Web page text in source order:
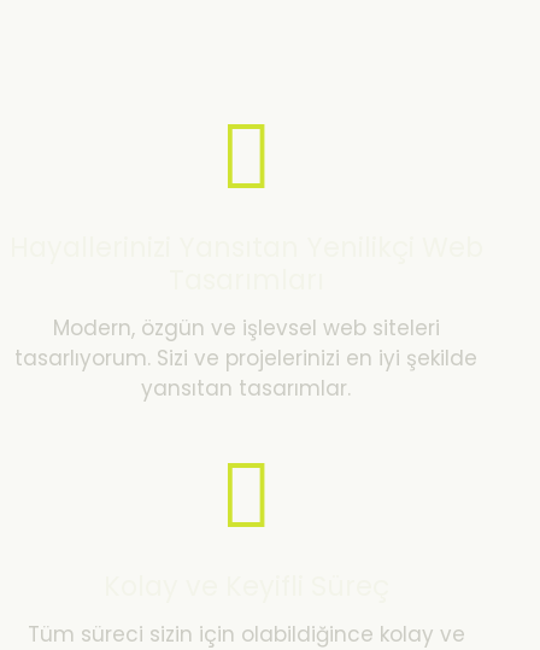
Modern, özgün ve işlevsel web siteleri
tasarlıyorum. Sizi ve projelerinizi en iyi şekilde
yansıtan tasarımlar.
Tüm süreci sizin için olabildiğince kolay ve